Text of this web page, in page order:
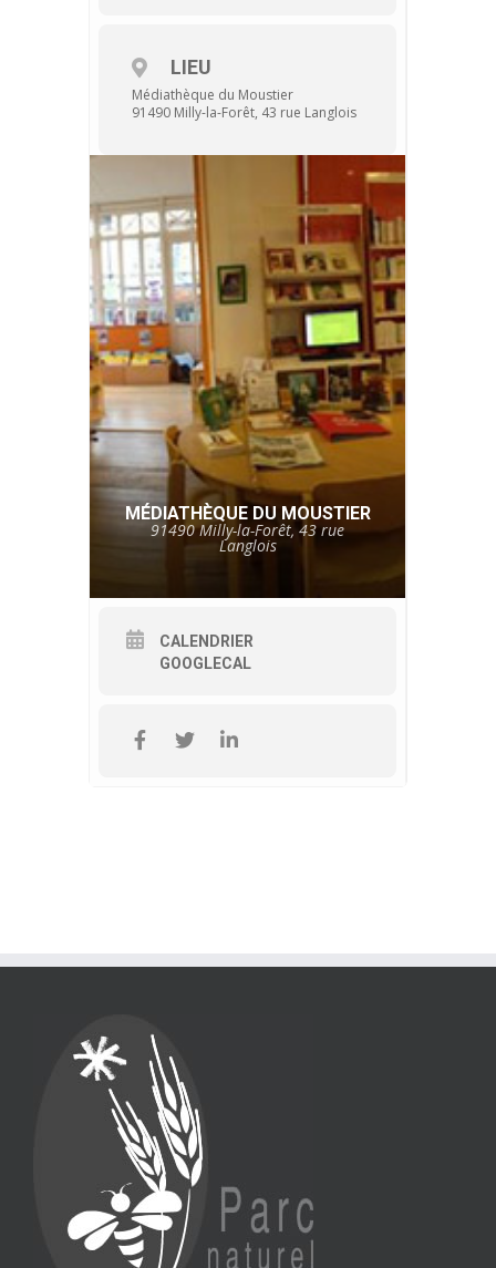
LIEU
Médiathèque du Moustier
91490 Milly-la-Forêt, 43 rue Langlois
MÉDIATHÈQUE DU MOUSTIER
91490 Milly-la-Forêt, 43 rue
Langlois
CALENDRIER
GOOGLECAL